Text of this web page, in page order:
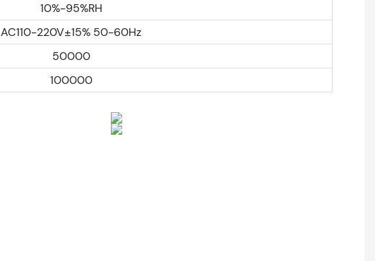
10%-95%RH
AC110-220V±15% 50-60Hz
50000
100000